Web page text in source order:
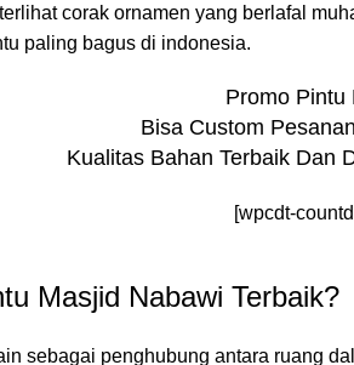
corak ornamen yang berlafal
paling bagus di indonesia.
Promo Pintu
Bisa Custom
Kualitas Bahan Terbaik Dan
[wpcdt-
Masjid Nabawi Terbaik?
sebagai penghubung antara ruang